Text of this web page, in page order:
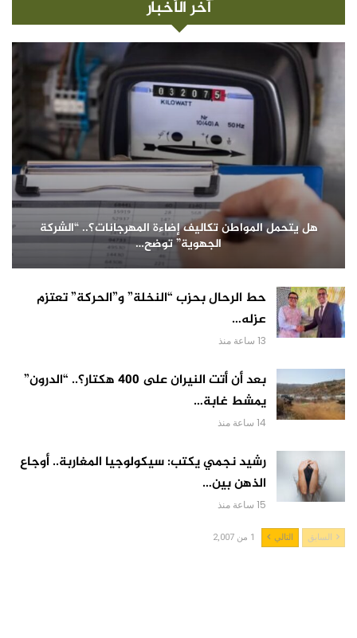
آخر الأخبار
هل يتحمل المواطن تكاليف إضاءة المهرجانات؟.. “الشركة
الجهوية” توضح…
حط الرحال بحزب “النخلة” و”الحركة” تعتزم
عزله…
13 ساعة منذ
بعد أن أتت النيران على 400 هكتار؟.. “الدرون”
يمشط غابة…
14 ساعة منذ
رشيد نجمي يكتب: سيكولوجيا المغاربة.. أوجاع
الذهن بين…
15 ساعة منذ
السابق التالي 1 من 2,007